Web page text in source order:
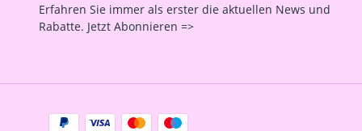
Erfahren Sie immer als erster die aktuellen News und
Rabatte. Jetzt Abonnieren =>
Zahlungsarten